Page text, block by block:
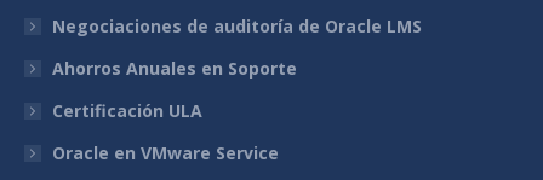
Negociaciones de auditoría de Oracle LMS
Ahorros Anuales en Soporte
Certificación ULA
Oracle en VMware Service